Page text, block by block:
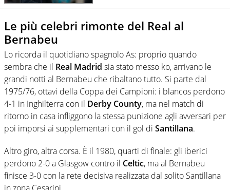
Le più celebri rimonte del Real al
Bernabeu
Lo ricorda il quotidiano spagnolo As: proprio quando
sembra che il Real Madrid sia stato messo ko, arrivano le
grandi notti al Bernabeu che ribaltano tutto. Si parte dal
1975/76, ottavi della Coppa dei Campioni: i blancos perdono
4-1 in Inghilterra con il Derby County, ma nel match di
ritorno in casa infliggono la stessa punizione agli avversari per
poi imporsi ai supplementari con il gol di Santillana.
Altro giro, altra corsa. È il 1980, quarti di finale: gli iberici
perdono 2-0 a Glasgow contro il Celtic, ma al Bernabeu
finisce 3-0 con la rete decisiva realizzata dal solito Santillana